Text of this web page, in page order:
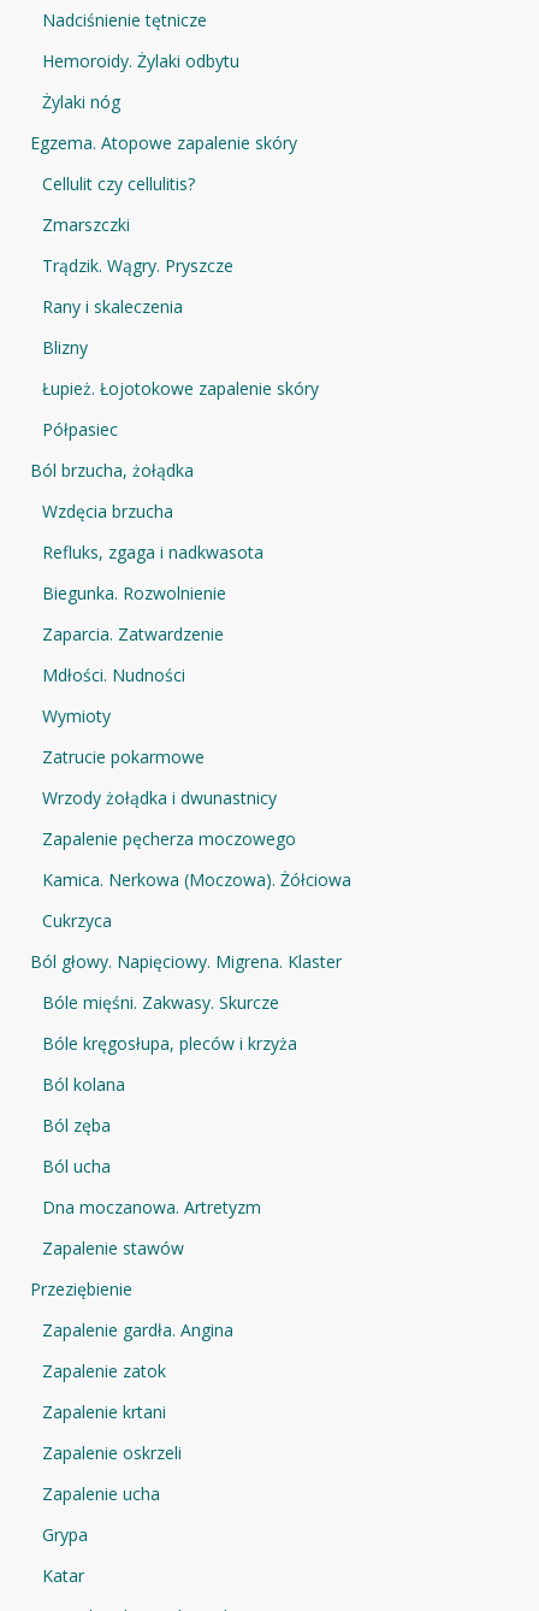
Nadciśnienie tętnicze
Hemoroidy. Żylaki odbytu
Żylaki nóg
Egzema. Atopowe zapalenie skóry
Cellulit czy cellulitis?
Zmarszczki
Trądzik. Wągry. Pryszcze
Rany i skaleczenia
Blizny
Łupież. Łojotokowe zapalenie skóry
Półpasiec
Ból brzucha, żołądka
Wzdęcia brzucha
Refluks, zgaga i nadkwasota
Biegunka. Rozwolnienie
Zaparcia. Zatwardzenie
Mdłości. Nudności
Wymioty
Zatrucie pokarmowe
Wrzody żołądka i dwunastnicy
Zapalenie pęcherza moczowego
Kamica. Nerkowa (Moczowa). Żółciowa
Cukrzyca
Ból głowy. Napięciowy. Migrena. Klaster
Bóle mięśni. Zakwasy. Skurcze
Bóle kręgosłupa, pleców i krzyża
Ból kolana
Ból zęba
Ból ucha
Dna moczanowa. Artretyzm
Zapalenie stawów
Przeziębienie
Zapalenie gardła. Angina
Zapalenie zatok
Zapalenie krtani
Zapalenie oskrzeli
Zapalenie ucha
Grypa
Katar